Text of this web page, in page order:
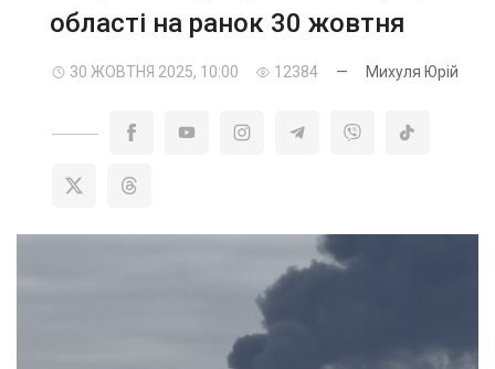
області на ранок 30 жовтня
30 ЖОВТНЯ 2025, 10:00 12384 — Михуля Юрій